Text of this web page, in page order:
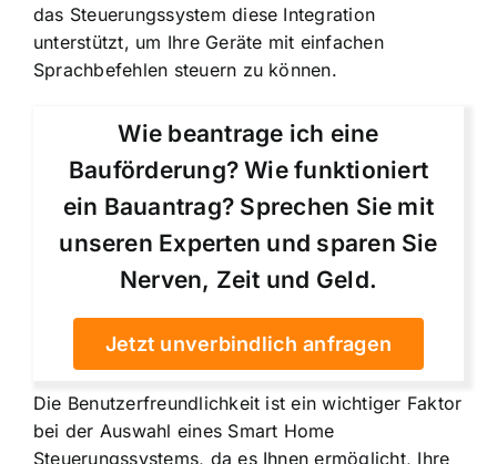
das Steuerungssystem diese Integration
unterstützt, um Ihre Geräte mit einfachen
Sprachbefehlen steuern zu können.
Wie beantrage ich eine
Bauförderung? Wie funktioniert
ein Bauantrag? Sprechen Sie mit
unseren Experten und sparen Sie
Nerven, Zeit und Geld.
Jetzt unverbindlich anfragen
Die Benutzerfreundlichkeit ist ein wichtiger Faktor
bei der Auswahl eines Smart Home
Steuerungssystems, da es Ihnen ermöglicht, Ihre